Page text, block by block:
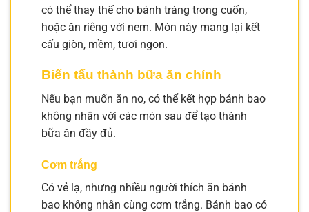
có thể thay thế cho bánh tráng trong cuốn,
hoặc ăn riêng với nem. Món này mang lại kết
cấu giòn, mềm, tươi ngon.
Biến tấu thành bữa ăn chính
Nếu bạn muốn ăn no, có thể kết hợp bánh bao
không nhân với các món sau để tạo thành
bữa ăn đầy đủ.
Cơm trắng
Có vẻ lạ, nhưng nhiều người thích ăn bánh
bao không nhân cùng cơm trắng. Bánh bao có